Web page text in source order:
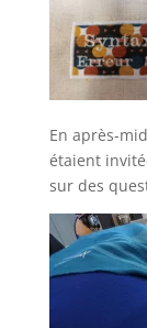
En après-
étaient
sur des